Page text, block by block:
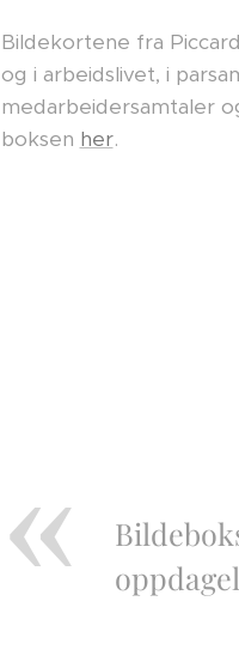
Bildekortene fra
og i arbeidslivet, i
medarbeidersamtaler
boksen her.